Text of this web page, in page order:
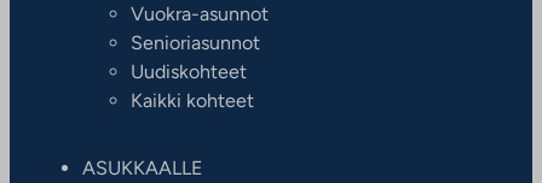
Vuokra-asunnot
Senioriasunnot
Uudiskohteet
Kaikki kohteet
ASUKKAALLE